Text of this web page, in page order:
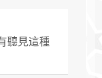
聽見這種